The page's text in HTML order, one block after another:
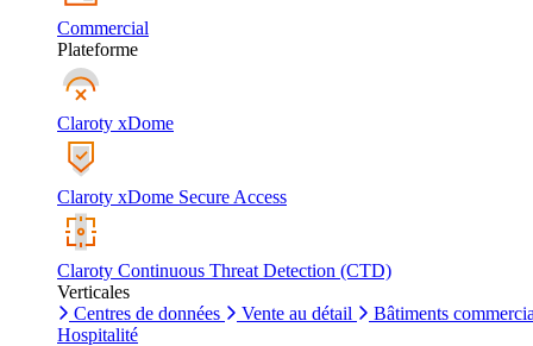
Commercial
Plateforme
Claroty xDome
Claroty xDome Secure Access
Claroty Continuous Threat Detection (CTD)
Verticales
Centres de données
Vente au détail
Bâtiments
Hospitalité